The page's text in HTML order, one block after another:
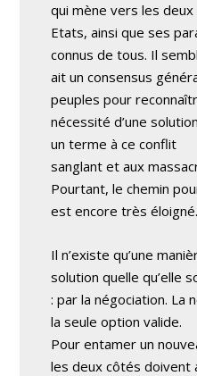
qui mène vers les deux
Etats, ainsi que ses
connus de tous. Il
ait un consensus
peuples pour
nécessité d’une
un terme à ce conflit
sanglant et aux
Pourtant, le chemin
est encore très éloigné.
Il n’existe qu’une
solution quelle qu’elle
: par la négociation. La
la seule option valide.
Pour entamer un
les deux côtés doivent